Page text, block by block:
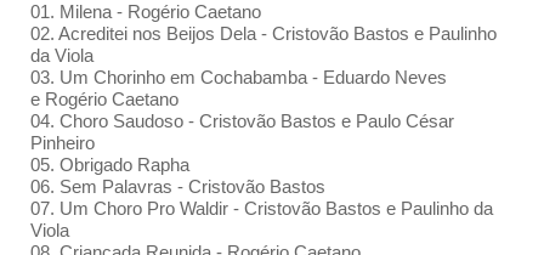
01. Milena - Rogério Caetano
02. Acreditei nos Beijos Dela - Cristovão Bastos e Paulinho
da Viola
03. Um Chorinho em Cochabamba - Eduardo Neves
e Rogério Caetano
04. Choro Saudoso - Cristovão Bastos e Paulo César
Pinheiro
05. Obrigado Rapha
06. Sem Palavras - Cristovão Bastos
07. Um Choro Pro Waldir - Cristovão Bastos e Paulinho da
Viola